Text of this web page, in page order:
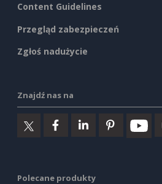
Content Guidelines
Przegląd zabezpieczeń
Zgłoś nadużycie
Znajdź nas na
Polecane produkty